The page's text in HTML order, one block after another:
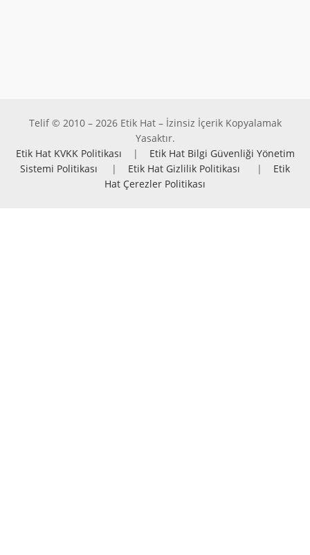
Telif © 2010 – 2026 Etik Hat – İzinsiz İçerik Kopyalamak
Yasaktır.
Etik Hat KVKK Politikası | Etik Hat Bilgi Güvenliği Yönetim
Sistemi Politikası | Etik Hat Gizlilik Politikası | Etik
Hat Çerezler Politikası